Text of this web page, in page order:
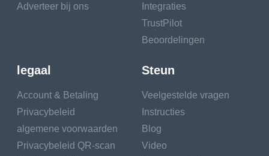
Adverteer bij ons
Integraties
TrustPilot
Beoordelingen
legaal
Account & Betaling
Privacybeleid
algemene voorwaarden
Privacybeleid QR-scan
Steun
Veelgestelde vragen
Instructies
Blog
Video